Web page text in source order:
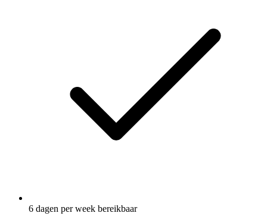
6 dagen per week bereikbaar